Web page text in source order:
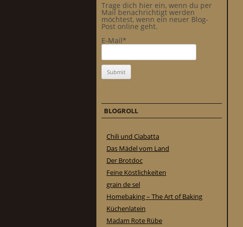
Trage dich hier ein, wenn du per
Mail benachrichtigt werden
möchtest, wenn ein neuer Blog-
Post online geht.
E-Mail*
BLOGROLL
Chili und Ciabatta
Das Mädel vom Land
Der Brotdoc
Feine Köstlichkeiten
grain de sel
Homebaking – The Art of Baking
Küchenlatein
Madam Rote Rübe